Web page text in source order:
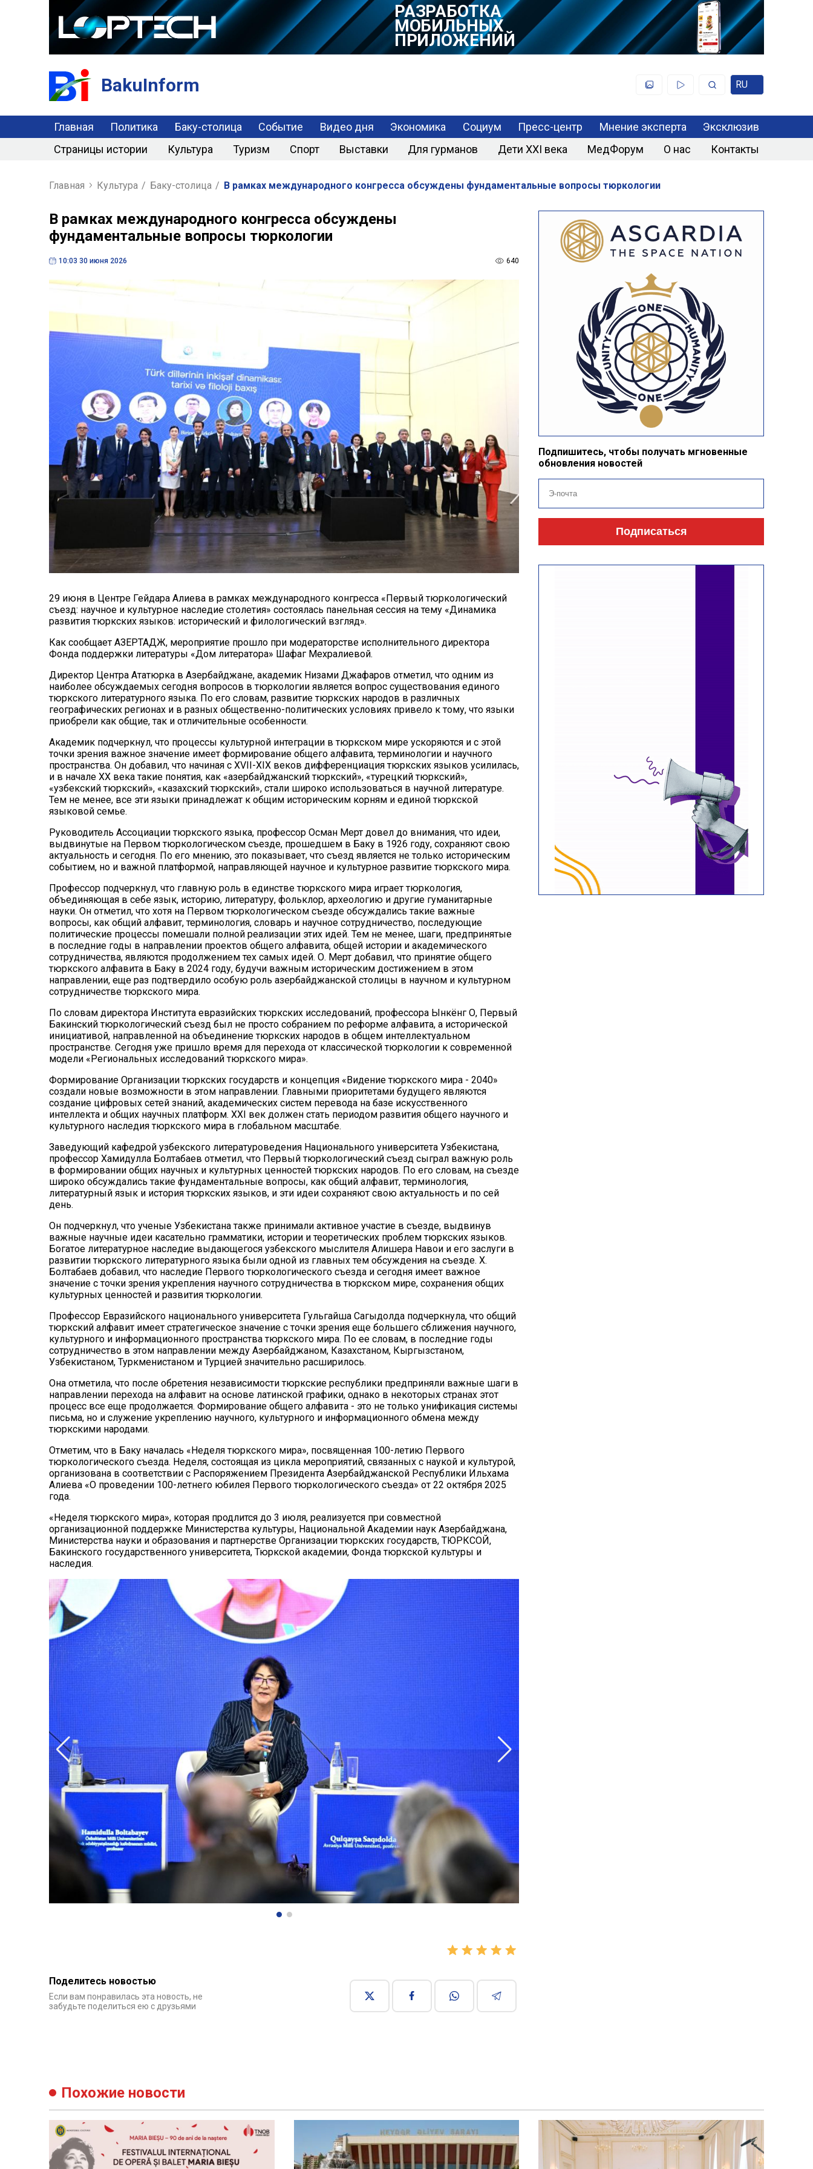
РАЗРАБОТКА
МОБИЛЬНЫХ
ПРИЛОЖЕНИЙ
BakuInform RU
Главная Политика Баку-столица Событие Видео дня Экономика Социум Пресс-центр Мнение эксперта
Эксклюзив
Страницы истории
Культура Туризм Спорт Выставки Для гурманов Дети XXI века МедФорум О нас Контакты
Главная Культура / Баку-столица / В рамках международного конгресса обсуждены фундаментальные вопросы тюркологии
В рамках международного конгресса обсуждены
фундаментальные вопросы тюркологии
10:03 30 июня 2026 640
29 июня в Центре Гейдара Алиева в рамках международного конгресса «Первый тюркологический
съезд: научное и культурное наследие столетия» состоялась панельная сессия на тему «Динамика
развития тюркских языков: исторический и филологический взгляд».
Как сообщает АЗЕРТАДЖ, мероприятие прошло при модераторстве исполнительного директора
Фонда поддержки литературы «Дом литератора» Шафаг Мехралиевой.
Директор Центра Ататюрка в Азербайджане, академик Низами Джафаров отметил, что одним из
наиболее обсуждаемых сегодня вопросов в тюркологии является вопрос существования единого
тюркского литературного языка. По его словам, развитие тюркских народов в различных
географических регионах и в разных общественно-политических условиях привело к тому, что языки
приобрели как общие, так и отличительные особенности.
Академик подчеркнул, что процессы культурной интеграции в тюркском мире ускоряются и с этой
точки зрения важное значение имеет формирование общего алфавита, терминологии и научного
пространства. Он добавил, что начиная с XVII-XIX веков дифференциация тюркских языков усилилась,
и в начале XX века такие понятия, как «азербайджанский тюркский», «турецкий тюркский»,
«узбекский тюркский», «казахский тюркский», стали широко использоваться в научной литературе.
Тем не менее, все эти языки принадлежат к общим историческим корням и единой тюркской
языковой семье.
Руководитель Ассоциации тюркского языка, профессор Осман Мерт довел до внимания, что идеи,
выдвинутые на Первом тюркологическом съезде, прошедшем в Баку в 1926 году, сохраняют свою
актуальность и сегодня. По его мнению, это показывает, что съезд является не только историческим
событием, но и важной платформой, направляющей научное и культурное развитие тюркского мира.
Профессор подчеркнул, что главную роль в единстве тюркского мира играет тюркология,
объединяющая в себе язык, историю, литературу, фольклор, археологию и другие гуманитарные
науки. Он отметил, что хотя на Первом тюркологическом съезде обсуждались такие важные
вопросы, как общий алфавит, терминология, словарь и научное сотрудничество, последующие
политические процессы помешали полной реализации этих идей. Тем не менее, шаги, предпринятые
в последние годы в направлении проектов общего алфавита, общей истории и академического
сотрудничества, являются продолжением тех самых идей. О. Мерт добавил, что принятие общего
тюркского алфавита в Баку в 2024 году, будучи важным историческим достижением в этом
направлении, еще раз подтвердило особую роль азербайджанской столицы в научном и культурном
сотрудничестве тюркского мира.
По словам директора Института евразийских тюркских исследований, профессора Ынкёнг О, Первый
Бакинский тюркологический съезд был не просто собранием по реформе алфавита, а исторической
инициативой, направленной на объединение тюркских народов в общем интеллектуальном
пространстве. Сегодня уже пришло время для перехода от классической тюркологии к современной
модели «Региональных исследований тюркского мира».
Формирование Организации тюркских государств и концепция «Видение тюркского мира - 2040»
создали новые возможности в этом направлении. Главными приоритетами будущего являются
создание цифровых сетей знаний, академических систем перевода на базе искусственного
интеллекта и общих научных платформ. XXI век должен стать периодом развития общего научного и
культурного наследия тюркского мира в глобальном масштабе.
Заведующий кафедрой узбекского литературоведения Национального университета Узбекистана,
профессор Хамидулла Болтабаев отметил, что Первый тюркологический съезд сыграл важную роль
в формировании общих научных и культурных ценностей тюркских народов. По его словам, на съезде
широко обсуждались такие фундаментальные вопросы, как общий алфавит, терминология,
литературный язык и история тюркских языков, и эти идеи сохраняют свою актуальность и по сей
день.
Он подчеркнул, что ученые Узбекистана также принимали активное участие в съезде, выдвинув
важные научные идеи касательно грамматики, истории и теоретических проблем тюркских языков.
Богатое литературное наследие выдающегося узбекского мыслителя Алишера Навои и его заслуги в
развитии тюркского литературного языка были одной из главных тем обсуждения на съезде. Х.
Болтабаев добавил, что наследие Первого тюркологического съезда и сегодня имеет важное
значение с точки зрения укрепления научного сотрудничества в тюркском мире, сохранения общих
культурных ценностей и развития тюркологии.
Профессор Евразийского национального университета Гульгайша Сагыдолда подчеркнула, что общий
тюркский алфавит имеет стратегическое значение с точки зрения еще большего сближения научного,
культурного и информационного пространства тюркского мира. По ее словам, в последние годы
сотрудничество в этом направлении между Азербайджаном, Казахстаном, Кыргызстаном,
Узбекистаном, Туркменистаном и Турцией значительно расширилось.
Она отметила, что после обретения независимости тюркские республики предприняли важные шаги в
направлении перехода на алфавит на основе латинской графики, однако в некоторых странах этот
процесс все еще продолжается. Формирование общего алфавита - это не только унификация системы
письма, но и служение укреплению научного, культурного и информационного обмена между
тюркскими народами.
Отметим, что в Баку началась «Неделя тюркского мира», посвященная 100-летию Первого
тюркологического съезда. Неделя, состоящая из цикла мероприятий, связанных с наукой и культурой,
организована в соответствии с Распоряжением Президента Азербайджанской Республики Ильхама
Алиева «О проведении 100-летнего юбилея Первого тюркологического съезда» от 22 октября 2025
года.
«Неделя тюркского мира», которая продлится до 3 июля, реализуется при совместной
организационной поддержке Министерства культуры, Национальной Академии наук Азербайджана,
Министерства науки и образования и партнерстве Организации тюркских государств, ТЮРКСОЙ,
Бакинского государственного университета, Тюркской академии, Фонда тюркской культуры и
наследия.
Если вам понравилась эта новость, не
забудьте поделиться ею с друзьями
Подпишитесь, чтобы получать мгновенные
обновления новостей
Подписаться